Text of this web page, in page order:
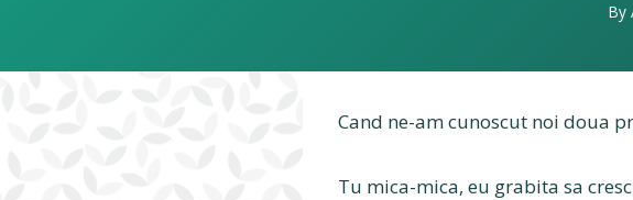
By
Cand ne-am cunoscut noi doua
Tu mica-mica, eu grabita sa